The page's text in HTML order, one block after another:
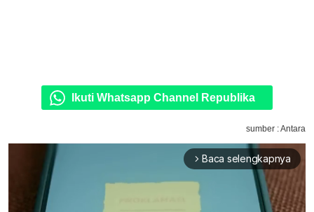
Ikuti Whatsapp Channel Republika
sumber : Antara
arrow_forward_ios Baca selengkapnya